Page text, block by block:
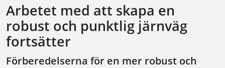
Arbetet med att skapa en
robust och punktlig järnväg
fortsätter
Förberedelserna för en mer robust och